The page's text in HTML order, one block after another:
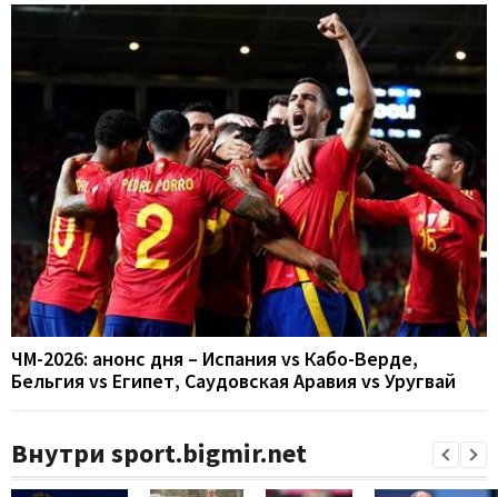
ЧМ-2026: анонс дня – Испания vs Кабо-Верде,
Бельгия vs Египет, Саудовская Аравия vs Уругвай
Внутри sport.bigmir.net